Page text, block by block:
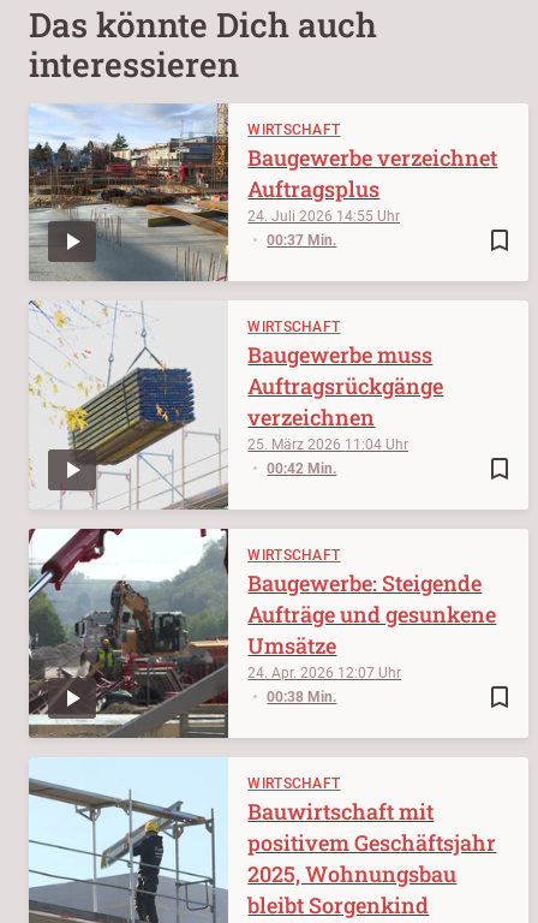
Das könnte Dich auch
interessieren
WIRTSCHAFT
bookmark_border
24. Juli 2026 14:55
00:37 Min.
Baugewerbe verzeichnet
Auftragsplus
WIRTSCHAFT
bookmark_border
25. März 2026 11:04
00:42 Min.
Baugewerbe muss
Auftragsrückgänge
verzeichnen
WIRTSCHAFT
bookmark_border
24. Apr. 2026 12:07
00:38 Min.
Baugewerbe: Steigende
Aufträge und gesunkene
Umsätze
WIRTSCHAFT
Bauwirtschaft mit
positivem Geschäftsjahr
2025, Wohnungsbau
bleibt Sorgenkind